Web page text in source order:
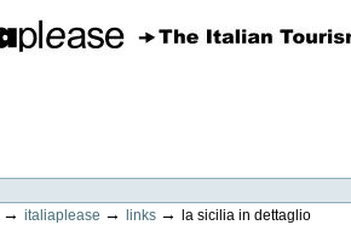
→ italiaplease → links → la sicilia in dettaglio